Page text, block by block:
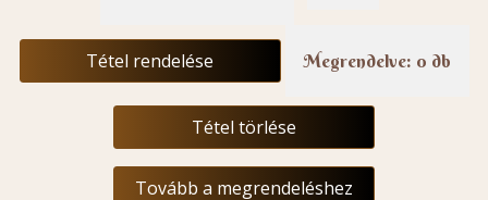
Tétel rendelése Megrendelve: 0 db
Tétel törlése
Tovább a megrendeléshez